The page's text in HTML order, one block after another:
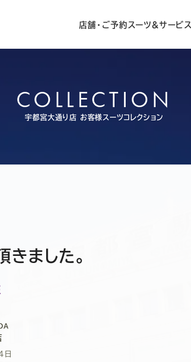
店舗・ご予約 スーツ&サービス
COLLECTION
宇都宮大通り店 お客様スーツコレクション
きました。
日